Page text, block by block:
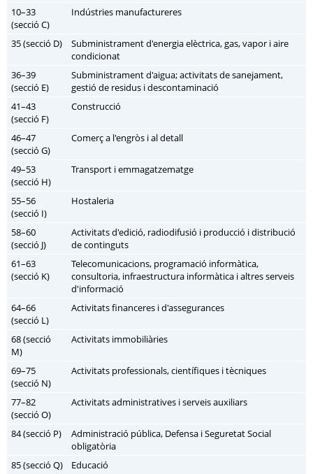
10–33
(secció C)
Indústries manufactureres
35 (secció D)
Subministrament d'energia elèctrica, gas, vapor i aire
condicionat
36–39
(secció E)
Subministrament d'aigua; activitats de sanejament,
gestió de residus i descontaminació
41–43
(secció F)
Construcció
46–47
(secció G)
Comerç a l'engròs i al detall
49–53
(secció H)
Transport i emmagatzematge
55–56
(secció I)
Hostaleria
58–60
(secció J)
Activitats d'edició, radiodifusió i producció i distribució
de continguts
61–63
(secció K)
Telecomunicacions, programació informàtica,
consultoria, infraestructura informàtica i altres serveis
d'informació
64–66
(secció L)
Activitats financeres i d'assegurances
68 (secció
M)
Activitats immobiliàries
69–75
(secció N)
Activitats professionals, científiques i tècniques
77–82
(secció O)
Activitats administratives i serveis auxiliars
84 (secció P)
Administració pública, Defensa i Seguretat Social
obligatòria
85 (secció Q)
Educació